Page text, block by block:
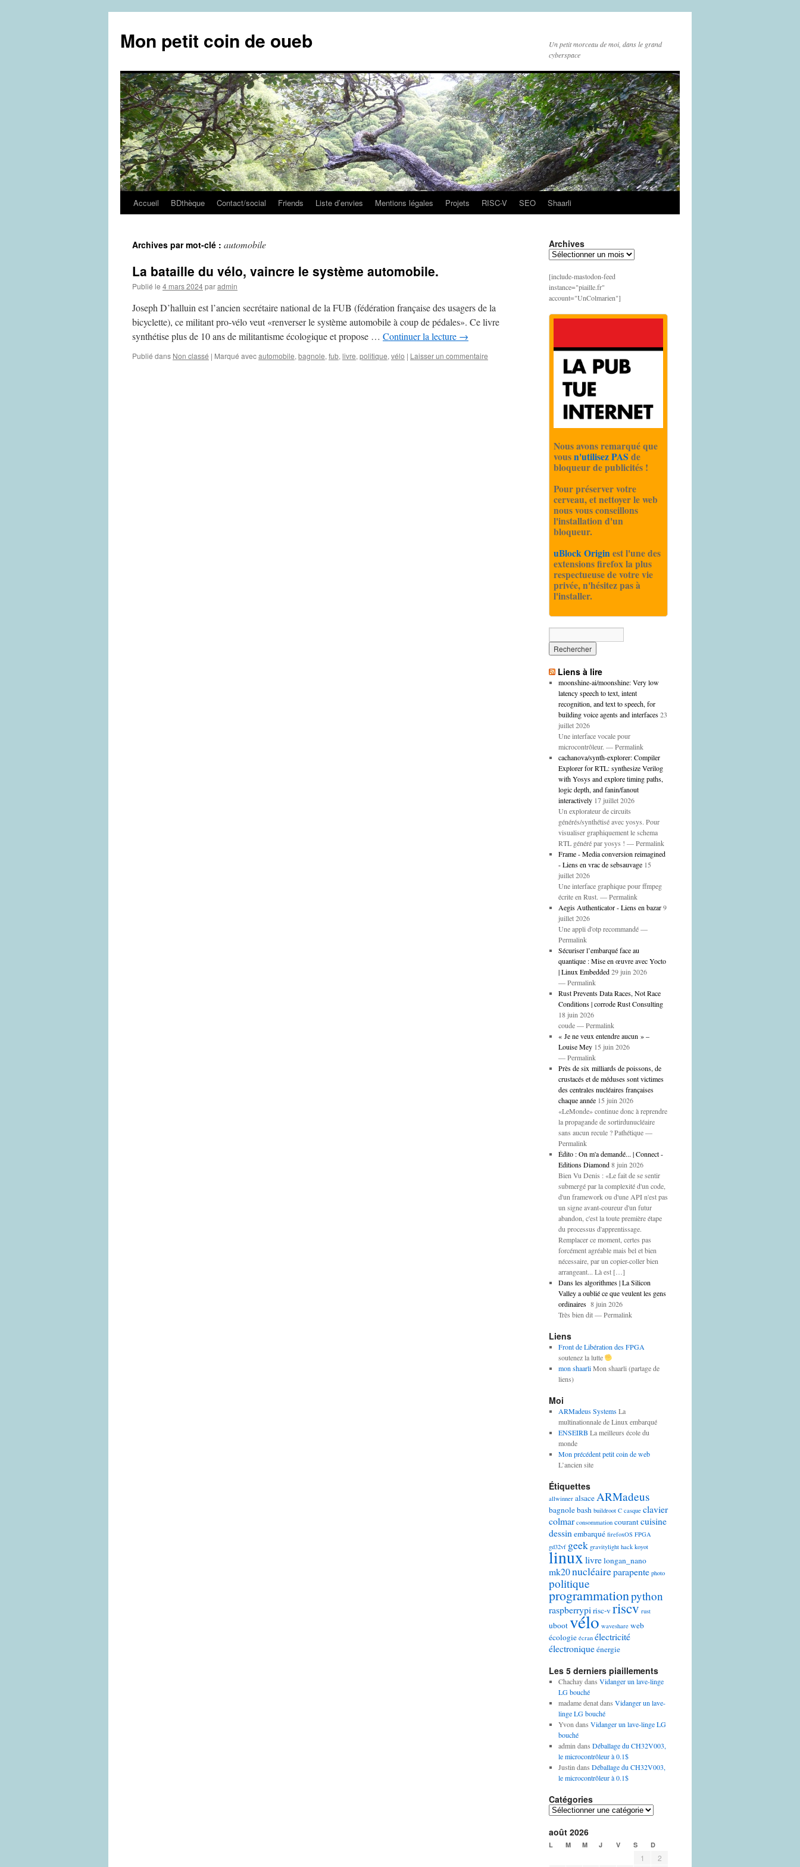
contenu
Mon petit coin de oueb
Un petit morceau de moi, dans le grand
cyberspace
Accueil BDthèque Contact/social Friends Liste d’envies Mentions légales Projets RISC-V SEO Shaarli
Archives par mot-clé : automobile
La bataille du vélo, vaincre le système automobile.
Publié le 4 mars 2024paradmin
Joseph D’halluin est l’ancien secrétaire national de la FUB (fédération française des usagers de la
bicyclette), ce militant pro-vélo veut «renverser le système automobile à coup de pédales». Ce livre
synthétise plus de 10 ans de militantisme écologique et propose … Continuer la lecture →
Publié dans Non classé | Marqué avecautomobile, bagnole, fub, livre, politique, vélo | Laisser un commentaire
Archives
Archives
[include-mastodon-feed
instance="piaille.fr"
account="UnColmarien"]
Nous avons remarqué que
vousn'utilisez PAS de
bloqueur de publicités !
Pour préserver votre
cerveau, et nettoyer le web
nous vous conseillons
l'installation d'un
bloqueur.
uBlock Originest l'une des
extensions firefox la plus
respectueuse de votre vie
privée, n'hésitez pas à
l'installer.
Liens à lire
moonshine-ai/moonshine: Very low
latency speech to text, intent
recognition, and text to speech, for
building voice agents and interfaces 23
juillet 2026
Une interface vocale pour
microcontrôleur. — Permalink
cachanova/synth-explorer: Compiler
Explorer for RTL: synthesize Verilog
with Yosys and explore timing paths,
logic depth, and fanin/fanout
interactively 17 juillet 2026
Un explorateur de circuits
générés/synthétisé avec yosys. Pour
visualiser graphiquement le schema
RTL généré par yosys ! — Permalink
Frame - Media conversion reimagined
- Liens en vrac de sebsauvage 15
juillet 2026
Une interface graphique pour ffmpeg
écrite en Rust. — Permalink
Aegis Authenticator - Liens en bazar 9
juillet 2026
Une appli d'otp recommandé —
Permalink
Sécuriser l’embarqué face au
quantique : Mise en œuvre avec Yocto
| Linux Embedded 29 juin 2026
— Permalink
Rust Prevents Data Races, Not Race
Conditions | corrode Rust Consulting
18 juin 2026
coude — Permalink
« Je ne veux entendre aucun » –
Louise Mey 15 juin 2026
— Permalink
Près de six milliards de poissons, de
crustacés et de méduses sont victimes
des centrales nucléaires françaises
chaque année 15 juin 2026
«LeMonde» continue donc à reprendre
la propagande de sortirdunucléaire
sans aucun recule ? Pathétique —
Permalink
Édito : On m'a demandé... | Connect -
Editions Diamond 8 juin 2026
Bien Vu Denis : «Le fait de se sentir
submergé par la complexité d'un code,
d'un framework ou d'une API n'est pas
un signe avant-coureur d'un futur
abandon, c'est la toute première étape
du processus d'apprentissage.
Remplacer ce moment, certes pas
forcément agréable mais bel et bien
nécessaire, par un copier-coller bien
arrangeant... Là est […]
Dans les algorithmes | La Silicon
Valley a oublié ce que veulent les gens
ordinaires 8 juin 2026
Très bien dit — Permalink
Liens
Front de Libération des FPGA
soutenez la lutte
mon shaarliMon shaarli (partage de
liens)
Moi
ARMadeus SystemsLa
multinationnale de Linux embarqué
ENSEIRB La meilleurs école du
monde
Mon précédent petit coin de web
L’ancien site
Étiquettes
allwinner alsaceARMadeus
bagnolebash buildroot C casque clavier
colmar consommation courantcuisine
dessin embarqué firefoxOS FPGA
gd32vf geek gravitylight hack koyot
linuxlivrelongan_nano
mk20nucléaireparapente photo
politique
programmationpython
raspberrypi risc-vriscv rust
ubootvélo waveshare web
écologie écran électricité
électroniqueénergie
Les 5 derniers piaillements
Chachaydans Vidanger un lave-linge
LG bouché
madame denatdans Vidanger un lave-
linge LG bouché
Yvon dans Vidanger un lave-linge LG
bouché
admin dans Déballage du CH32V003,
le microcontrôleur à 0.1$
Justin dans Déballage du CH32V003,
le microcontrôleur à 0.1$
Catégories
Catégories
août 2026
L M M J V S D
1 2